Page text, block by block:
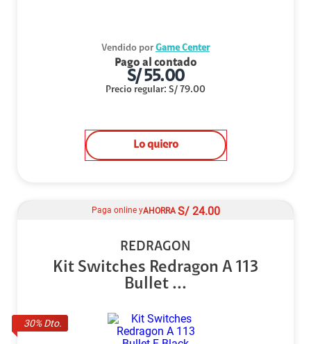
Vendido por Game Center
Pago al contado
S/55.00
Precio regular: S/ 79.00
Lo quiero
30% Dto.
Paga online yAHORRA S/ 24.00
REDRAGON
Kit Switches Redragon A 113
Bullet ...